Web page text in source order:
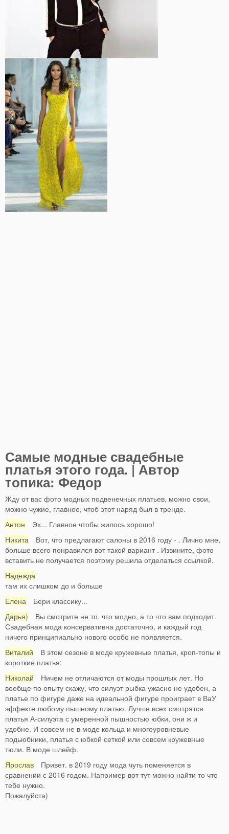
Самые модные свадебные
платья этого года. | Автор
топика: Федор
Жду от вас фото модных подвенечных платьев, можно свои,
можно чужие, главное, чтоб этот наряд был в тренде.
Антон Эх... Главное чтобы жилось хорошо!
Никита Вот, что предлагают салоны в 2016 году - . Лично мне,
больше всего понравился вот такой вариант . Извините, фото
вставить не получается поэтому решила отделаться ссылкой.
Надежда
там их слишком до и больше
Елена Бери классику...
Дарья) Вы смотрите не то, что модно, а то что вам подходит.
Свадебная мода консервативна достаточно, и каждый год
ничего принципиально нового особо не появляется.
Виталий В этом сезоне в моде кружевные платья, кроп-топы и
короткие платья:
Николай Ничем не отличаются от моды прошлых лет. Но
вообще по опыту скажу, что силуэт рыбка ужасно не удобен, а
платье по фигуре даже на идеальной фигуре проиграет в ВаУ
эффекте любому пышному платью. Лучше всех смотрятся
платья А-силуэта с умеренной пышностью юбки, они ж и
удобне. И совсем не в моде кольца и многоуровневые
подьюбники, платья с юбкой сеткой или совсем кружевные
тюли. В моде шлейф.
Ярослав Привет. в 2019 году мода чуть поменяется в
сравнении с 2016 годом. Например вот тут можно найти то что
тебе нужно.
Пожалуйста)